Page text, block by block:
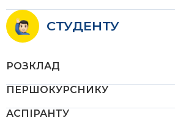
СТУДЕНТУ
РОЗКЛАД
ПЕРШОКУРСНИКУ
АСПІРАНТУ